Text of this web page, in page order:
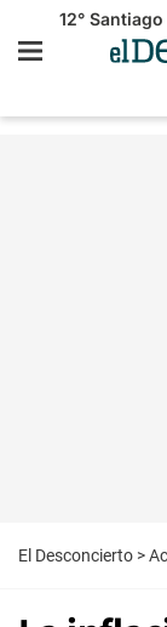
12°
El Desconcierto >